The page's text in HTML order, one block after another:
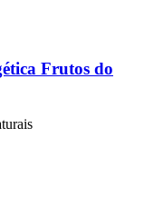
Frutos do